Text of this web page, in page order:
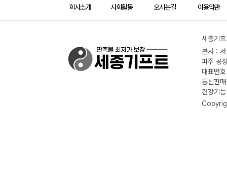
회사소개 사회활동 오시는길 이용약관
세종기
본사 :
파주 공
대표번
통신판
건강기